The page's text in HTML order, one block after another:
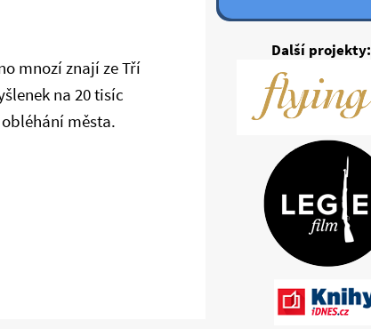
mnozí znají ze Tří
na 20 tisíc
města.
Další projekty: